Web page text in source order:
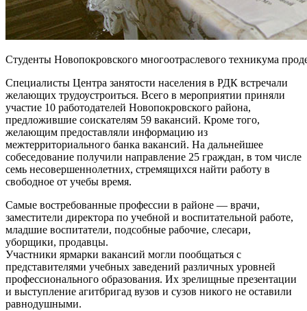
Студенты Новопокровского многоотраслевого техникума
Специалисты Центра занятости населения в РДК встречали
желающих трудоустроиться. Всего в мероприятии приняли
участие 10 работодателей Новопокровского района,
предложившие соискателям 59 вакансий. Кроме того,
желающим предоставляли информацию из
межтерриториального банка вакансий. На дальнейшее
собеседование получили направление 25 граждан, в том числе
семь несовершеннолетних, стремящихся найти работу в
свободное от учебы время.
Самые востребованные профессии в районе — врачи,
заместители директора по учебной и воспитательной работе,
младшие воспитатели, подсобные рабочие, слесари,
уборщики, продавцы.
Участники ярмарки вакансий могли пообщаться с
представителями учебных заведений различных уровней
профессионального образования. Их зрелищные презентации
и выступление агитбригад вузов и сузов никого не оставили
равнодушными.